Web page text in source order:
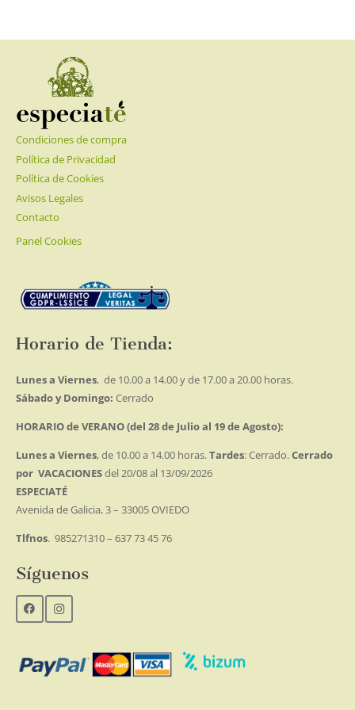
29.75€
Condiciones de compra
Política de Privacidad
Política de Cookies
Avisos Legales
Contacto
Panel Cookies
Horario de Tienda:
Lunes a Viernes, de 10.00 a 14.00 y de 17.00 a 20.00 horas.
Sábado y Domingo: Cerrado
HORARIO de VERANO (del 28 de Julio al 19 de Agosto):
Lunes a Viernes, de 10.00 a 14.00 horas.Tardes: Cerrado.Cerrado
por VACACIONESdel 20/08 al 13/09/2026
ESPECIATÉ
Avenida de Galicia, 3 – 33005 OVIEDO
Tlfnos. 985271310 – 637 73 45 76
Síguenos